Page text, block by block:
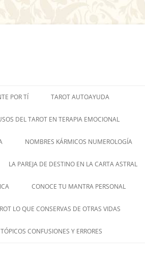
POR TÍ TAROT AUTOAYUDA
DEL TAROT EN TERAPIA EMOCIONAL
NOMBRES KÁRMICOS NUMEROLOGÍA
LA PAREJA DE DESTINO EN LA CARTA ASTRAL
CONOCE TU MANTRA PERSONAL
LO QUE CONSERVAS DE OTRAS VIDAS
CONFUSIONES Y ERRORES